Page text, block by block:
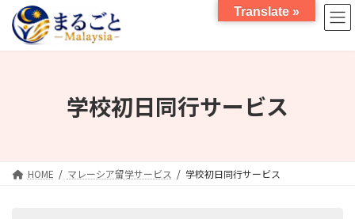
ン
ー
学校初日同行サービス
HOME マレーシア留学サービス 学校初日同行サービス
Translate »